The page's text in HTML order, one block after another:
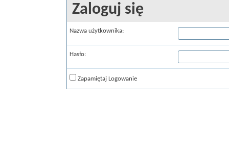
Zaloguj się
Nazwa użytkownika:
Hasło:
Zapamiętaj Logowanie